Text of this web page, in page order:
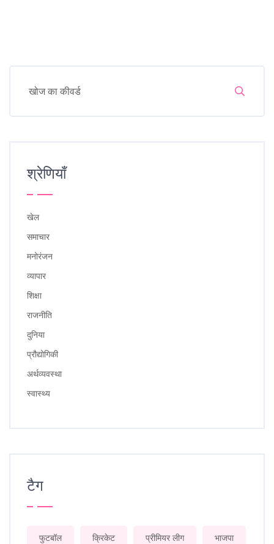
श्रेणियाँ
खेल
समाचार
मनोरंजन
व्यापार
शिक्षा
राजनीति
दुनिया
प्रौद्योगिकी
अर्थव्यवस्था
स्वास्थ्य
टैग
फुटबॉल क्रिकेट प्रीमियर लीग भाजपा